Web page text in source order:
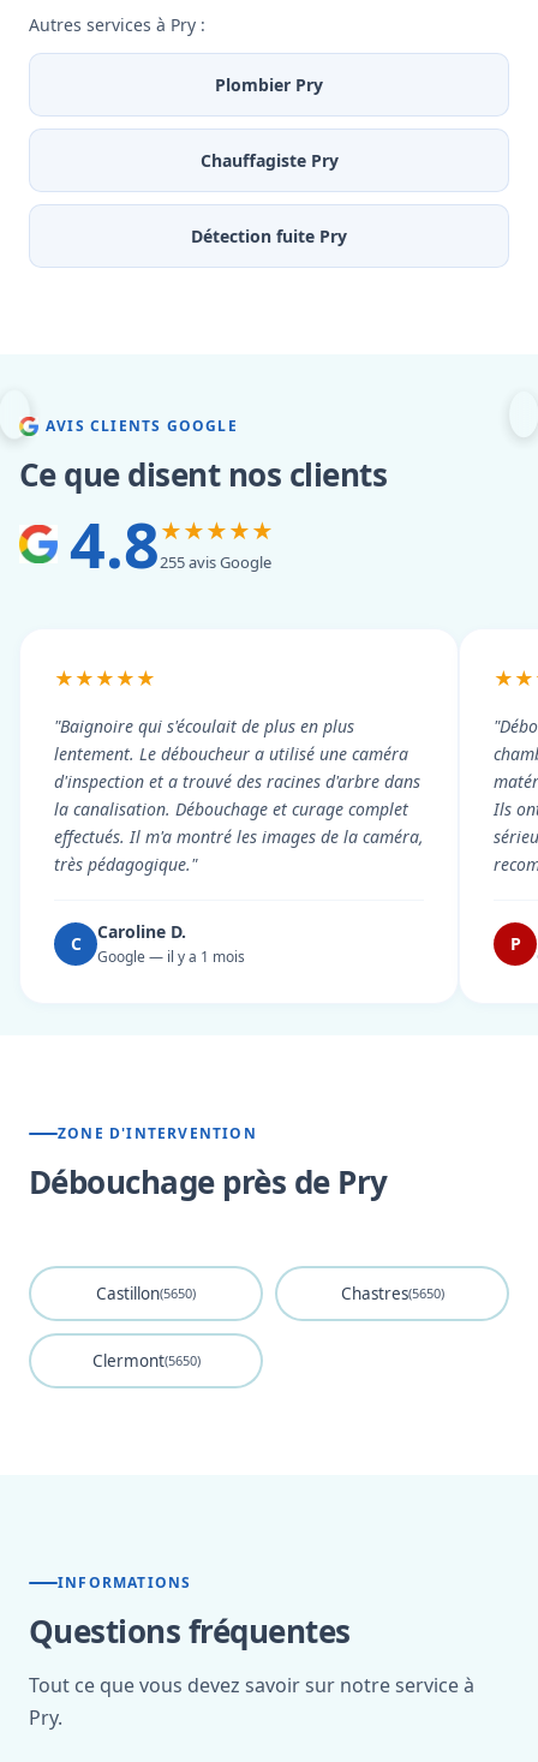
Autres services à Pry :
Plombier Pry
Chauffagiste Pry
Détection fuite Pry
AVIS CLIENTS GOOGLE
Ce que disent nos clients
4.8★★★★★
255 avis Google
★★★★★
"Baignoire qui s'écoulait de plus en plus
lentement. Le déboucheur a utilisé une caméra
d'inspection et a trouvé des racines d'arbre dans
la canalisation. Débouchage et curage complet
effectués. Il m'a montré les images de la caméra,
très pédagogique."
C
Caroline D.
Google — il y a 1 mois
Ils
P
ZONE D'INTERVENTION
Débouchage près de Pry
Castillon(5650) Chastres(5650)
Clermont(5650)
INFORMATIONS
Questions fréquentes
Tout ce que vous devez savoir sur notre service à
Pry.